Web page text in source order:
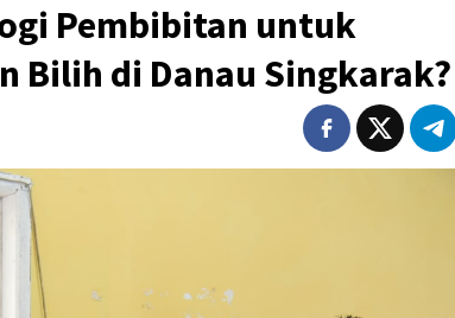
Pembibitan untuk
Bilih di Danau Singkarak?